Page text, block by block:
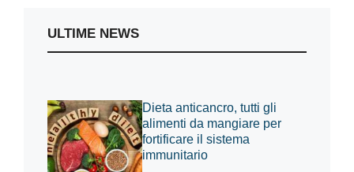
ULTIME NEWS
Dieta anticancro, tutti gli
alimenti da mangiare per
fortificare il sistema
immunitario